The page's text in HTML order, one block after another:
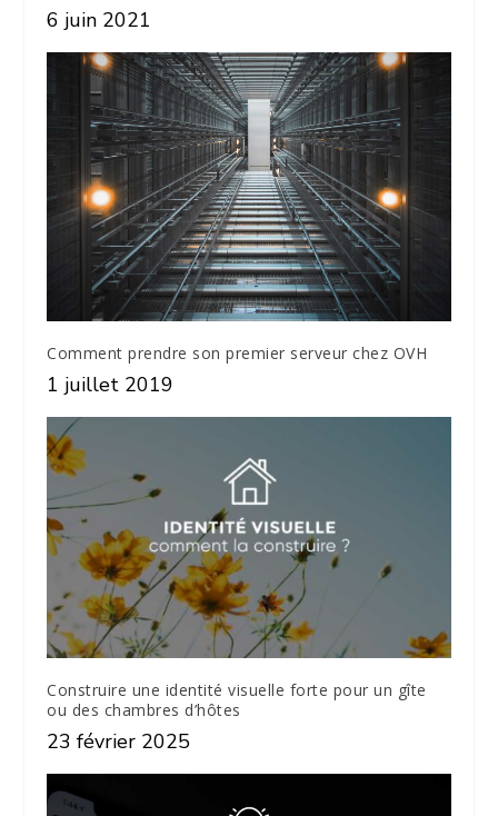
6 juin 2021
Comment prendre son premier serveur chez OVH
1 juillet 2019
Construire une identité visuelle forte pour un gîte
ou des chambres d’hôtes
23 février 2025